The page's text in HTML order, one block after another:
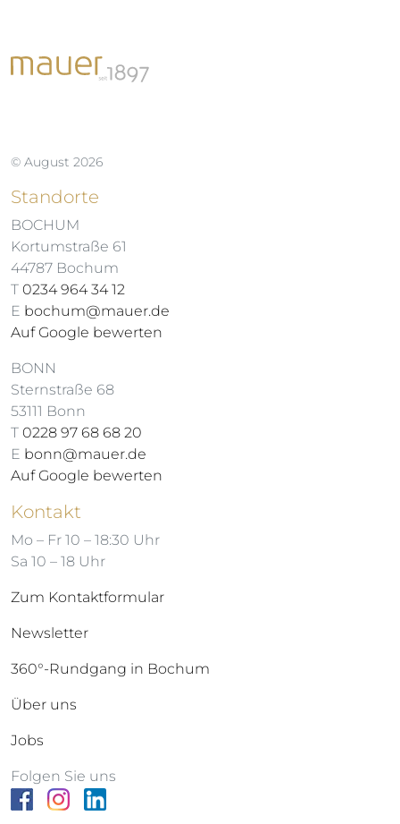
© August 2026
Standorte
BOCHUM
Kortumstraße 61
44787 Bochum
T 0234 964 34 12
E bochum@mauer.de
Auf Google bewerten
BONN
Sternstraße 68
53111 Bonn
T 0228 97 68 68 20
E bonn@mauer.de
Auf Google bewerten
Kontakt
Mo – Fr 10 – 18:30 Uhr
Sa 10 – 18 Uhr
Zum Kontaktformular
Newsletter
360°-Rundgang in Bochum
Über uns
Jobs
Folgen Sie uns